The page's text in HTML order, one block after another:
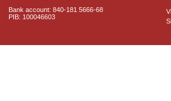
Bank account: 840-181 5666-68
PIB: 100046603